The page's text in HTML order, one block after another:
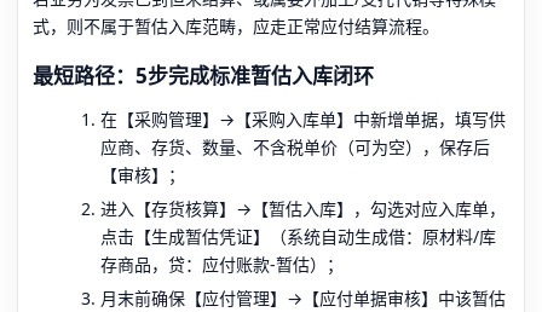
式，则不属于暂估入库范畴，应走正常应付结算流程。
最短路径：5步完成标准暂估入库闭环
在【采购管理】→【采购入库单】中新增单据，填写供
应商、存货、数量、不含税单价（可为空），保存后
【审核】；
进入【存货核算】→【暂估入库】，勾选对应入库单，
点击【生成暂估凭证】（系统自动生成借：原材料/库
存商品，贷：应付账款-暂估）；
月末前确保【应付管理】→【应付单据审核】中该暂估